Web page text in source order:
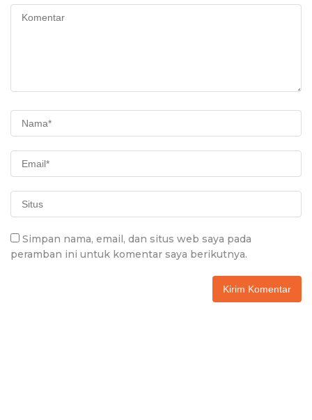
Simpan nama, email, dan situs web saya pada
peramban ini untuk komentar saya berikutnya.